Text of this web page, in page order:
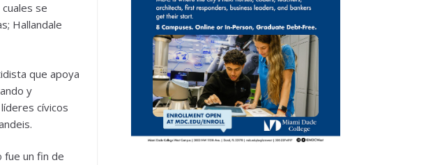
se
Hallandale
que apoya
y
cívicos
fue un fin de